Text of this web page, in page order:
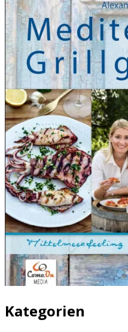
Kategorien